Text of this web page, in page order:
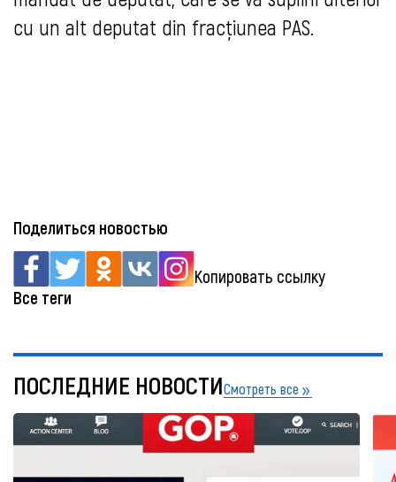
cu un alt deputat din fracțiunea PAS.
Поделиться новостью
Копировать ссылку
Все теги
ПОСЛЕДНИЕ НОВОСТИСмотреть все